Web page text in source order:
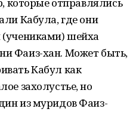
Кабула, где они
шейха
Фаиз-хан. Может быть,
Кабул как
захолустье, но
из муридов Фаиз-